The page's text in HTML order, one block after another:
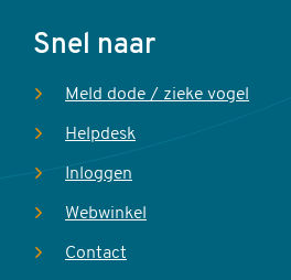
Voet
Snel naar
Meld dode / zieke vogel
Helpdesk
Inloggen
Webwinkel
Contact